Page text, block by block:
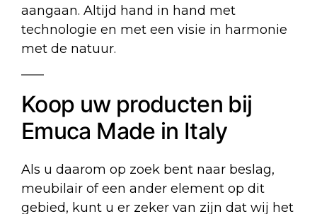
aangaan. Altijd hand in hand met
technologie en met een visie in harmonie
met de natuur.
Koop uw producten bij
Emuca Made in Italy
Als u daarom op zoek bent naar beslag,
meubilair of een ander element op dit
gebied, kunt u er zeker van zijn dat wij het